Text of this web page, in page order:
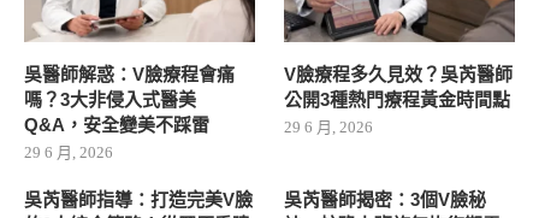
吳醫師解惑：V臉療程會痛
嗎？3大非侵入式醫美
Q&A，安全變美不踩雷
29 6 月, 2026
V臉療程多久見效？吳芮醫師
公開3種熱門療程黃金時間點
29 6 月, 2026
吳芮醫師指導：打造完美V臉
吳芮醫師揭密：3個V臉秘